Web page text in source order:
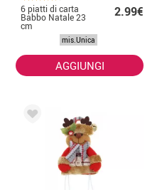
6 piatti di carta
Babbo Natale 23
cm
2.99€
mis.Unica
AGGIUNGI